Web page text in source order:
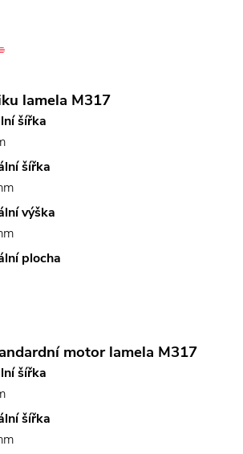
lamela M317
šířka
šířka
výška
plocha
motor lamela M317
šířka
šířka